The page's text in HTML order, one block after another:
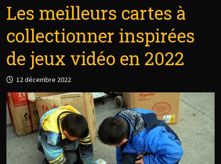
Les meilleurs cartes à
collectionner inspirées
de jeux vidéo en 2022
12 décembre 2022